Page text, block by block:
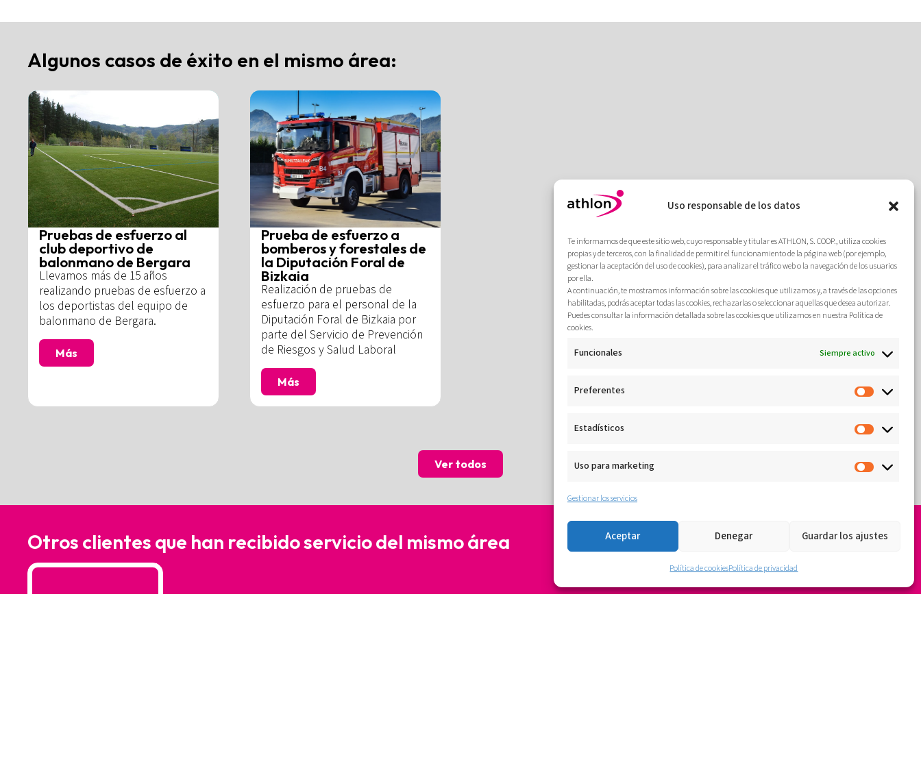
Uso responsable de los datos
Te informamos de que este sitio web, cuyo responsable y titular es ATHLON, S. COOP., utiliza cookies
propias y de terceros, con la finalidad de permitir el funcionamiento de la página web (por ejemplo,
gestionar la aceptación del uso de cookies), para analizar el tráfico web o la navegación de los usuarios
por ella.
A continuación, te mostramos información sobre las cookies que utilizamos y, a través de las opciones
habilitadas, podrás aceptar todas las cookies, rechazarlas o seleccionar aquellas que desea autorizar.
Puedes consultar la información detallada sobre las cookies que utilizamos en nuestra Política de
cookies.
Funcionales Siempre activo
Preferentes
Estadísticos
Uso para marketing
Gestionar los servicios
Aceptar Denegar Guardar los ajustes
Política de cookiesPolítica de privacidad
Algunos casos de éxito en el mismo área:
Pruebas de esfuerzo al
club deportivo de
balonmano de Bergara
Llevamos más de 15 años
realizando pruebas de esfuerzo a
los deportistas del equipo de
balonmano de Bergara.
Más
Prueba de esfuerzo a
bomberos y forestales de
la Diputación Foral de
Bizkaia
Realización de pruebas de
esfuerzo para el personal de la
Diputación Foral de Bizkaia por
parte del Servicio de Prevención
de Riesgos y Salud Laboral
Más
Ver todos
Otros clientes que han recibido servicio del mismo área